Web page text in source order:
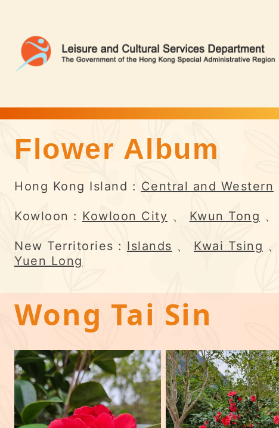
Flower Album | Flower Appreciation
Flower Album
Hong Kong Island : Central and Western
Kowloon : Kowloon City 、 Kwun Tong 、
New Territories : Islands 、 Kwai Tsing 、
Yuen Long
Wong Tai Sin